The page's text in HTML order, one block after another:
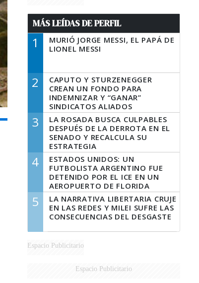
MÁS LEÍDAS DE PERFIL
1
MURIÓ JORGE MESSI, EL PAPÁ DE
LIONEL MESSI
2
CAPUTO Y STURZENEGGER
CREAN UN FONDO PARA
INDEMNIZAR Y “GANAR”
SINDICATOS ALIADOS
3
LA ROSADA BUSCA CULPABLES
DESPUÉS DE LA DERROTA EN EL
SENADO Y RECALCULA SU
ESTRATEGIA
4
ESTADOS UNIDOS: UN
FUTBOLISTA ARGENTINO FUE
DETENIDO POR EL ICE EN UN
AEROPUERTO DE FLORIDA
5
LA NARRATIVA LIBERTARIA CRUJE
EN LAS REDES Y MILEI SUFRE LAS
CONSECUENCIAS DEL DESGASTE
Espacio Publicitario
Espacio Publicitario